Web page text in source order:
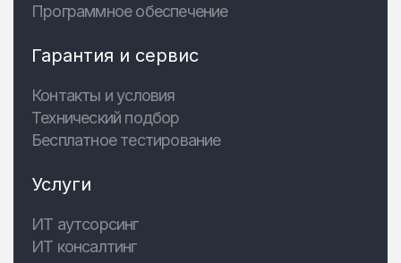
Программное обеспечение
Гарантия и сервис
Контакты и условия
Технический подбор
Бесплатное тестирование
Услуги
ИТ аутсорсинг
ИТ консалтинг